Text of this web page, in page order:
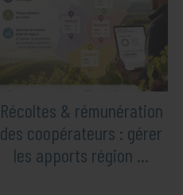
Récoltes & rémunération
des coopérateurs : gérer
les apports région ...